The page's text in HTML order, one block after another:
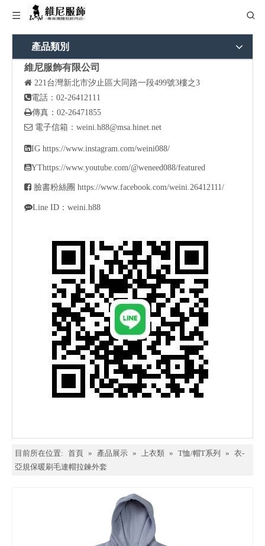
產品類別
維尼服飾有限公司
 221台灣新北市汐止區大同路一段499號3樓之3
電話：02-26412111
傳真：02-26471855
 電子信箱： weini.h88@msa.hinet.net
IG https://www.instagram.com/weini088/
YThttps://www.youtube.com/@weneed088/featured
 臉書粉絲團 https://www.facebook.com/weini.26412111/
Line ID：weini.h88
目前所在位置: 首頁 » 產品展示 » 上衣類 » T恤/帽T系列 » 衣-
亞規保暖刷毛連帽拉鍊外套